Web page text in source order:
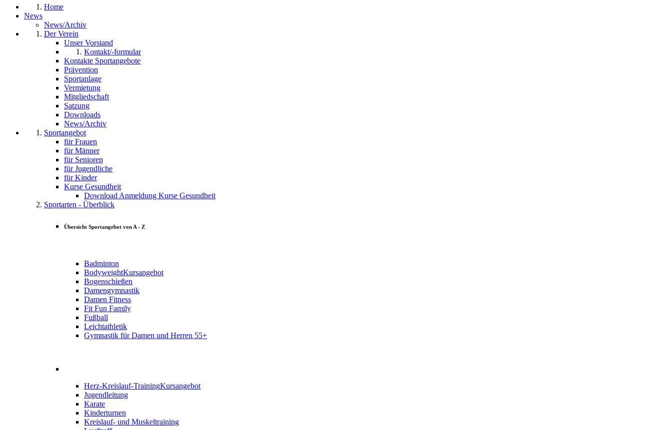
Home
News
News/Archiv
Der Verein
Unser Vorstand
Kontakt/-formular
Kontakte Sportangebote
Prävention
Sportanlage
Vermietung
Mitgliedschaft
Satzung
Downloads
News/Archiv
Sportangebot
für Frauen
für Männer
für Senioren
für Jugendliche
für Kinder
Kurse Gesundheit
Download Anmeldung Kurse Gesundheit
Sportarten - Überblick
Übersicht Sportangebot von A - Z
Badminton
BodyweightKursangebot
Bogenschießen
Damengymnastik
Damen Fitness
Fit Fun Family
Fußball
Leichtathletik
Gymnastik für Damen und Herren 55+
Herz-Kreislauf-TrainingKursangebot
Jugendleitung
Karate
Kinderturnen
Kreislauf- und Muskeltraining